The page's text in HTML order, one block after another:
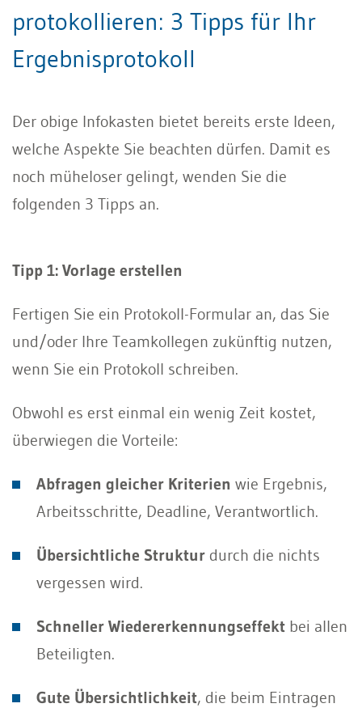
protokollieren: 3 Tipps für Ihr
Ergebnisprotokoll
Der obige Infokasten bietet bereits erste Ideen,
welche Aspekte Sie beachten dürfen. Damit es
noch müheloser gelingt, wenden Sie die
folgenden 3 Tipps an.
Tipp 1: Vorlage erstellen
Fertigen Sie ein Protokoll-Formular an, das Sie
und/oder Ihre Teamkollegen zukünftig nutzen,
wenn Sie ein Protokoll schreiben.
Obwohl es erst einmal ein wenig Zeit kostet,
überwiegen die Vorteile:
Abfragen gleicher Kriterien wie Ergebnis,
Arbeitsschritte, Deadline, Verantwortlich.
Übersichtliche Struktur durch die nichts
vergessen wird.
Schneller Wiedererkennungseffekt bei allen
Beteiligten.
Gute Übersichtlichkeit, die beim Eintragen